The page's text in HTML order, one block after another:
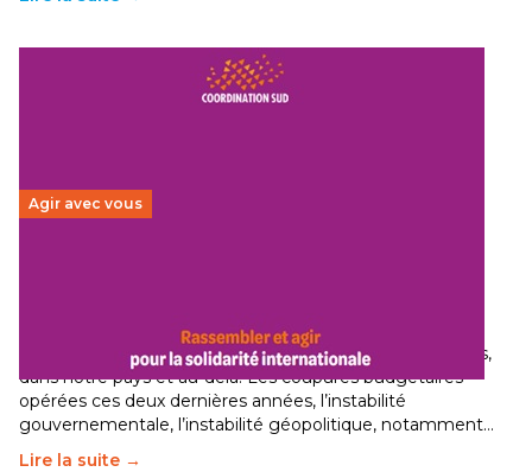
Agir avec vous
Le secteur humanitaire connaît des difficultés profondes,
dans notre pays et au-delà. Les coupures budgétaires
opérées ces deux dernières années, l’instabilité
gouvernementale, l’instabilité géopolitique, notamment…
Lire la suite →